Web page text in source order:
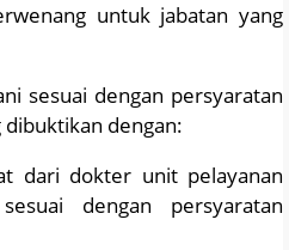
untuk jabatan yang
sesuai dengan persyaratan
dengan:
dari dokter unit pelayanan
dengan persyaratan